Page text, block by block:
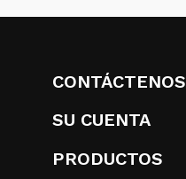
CONTÁCTENOS
SU CUENTA
PRODUCTOS